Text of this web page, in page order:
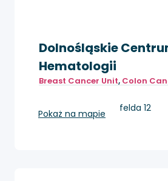
Dolnośląskie
Hematologii
Breast Cancer Unit, Colon
Wrocław, pl. Hirszfelda 12
Pokaż na mapie